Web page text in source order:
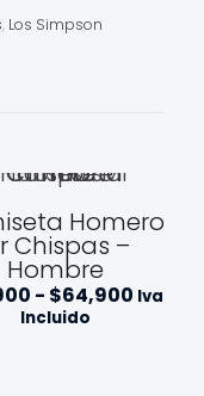
, Los Simpson
Homero
Chispas –
Hombre
- $64,900Rango
Iva
Incluido